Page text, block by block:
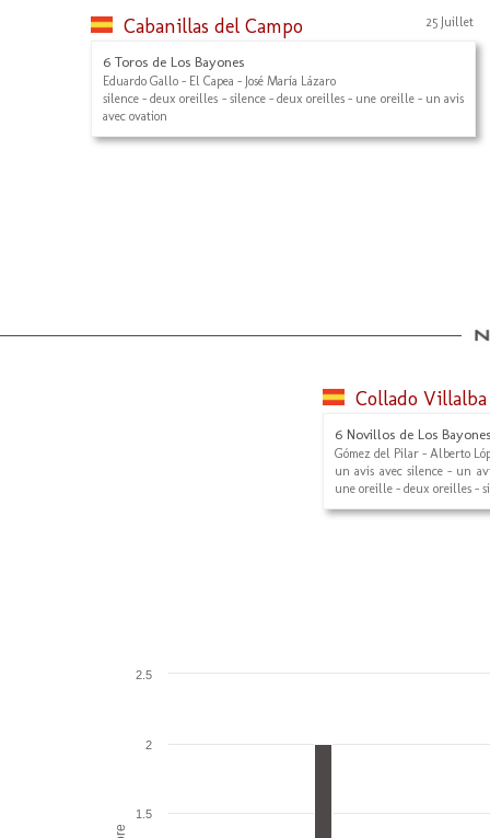
Cabanillas del Campo 25 Juillet
6 Toros de Los Bayones
Eduardo Gallo - El Capea - José María Lázaro
silence - deux oreilles - silence - deux oreilles - une oreille - un avis
avec ovation
Collado Villalba
6 Novillos de Los Bayones
Gómez del Pilar - Alberto
un avis avec silence - un
une oreille - deux oreilles -
1.5
2
2.5